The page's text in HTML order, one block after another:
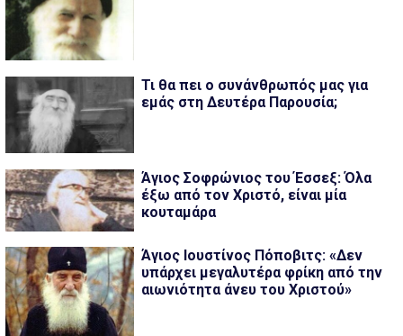
Τι θα πει ο συνάνθρωπός μας για
εμάς στη Δευτέρα Παρουσία;
Άγιος Σοφρώνιος του Έσσεξ: Όλα
έξω από τον Χριστό, είναι μία
κουταμάρα
Άγιος Ιουστίνος Πόποβιτς: «Δεν
υπάρχει μεγαλυτέρα φρίκη από την
αιωνιότητα άνευ του Χριστού»